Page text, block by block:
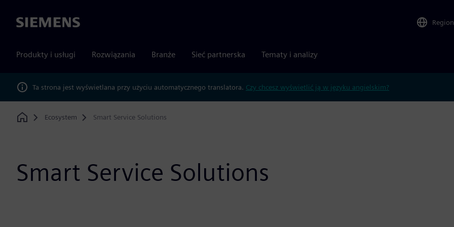
Siemens Region
Produkty i usługi Rozwiązania Branże Sieć partnerska Tematy i analizy
Ta strona jest wyświetlana przy użyciu automatycznego translatora. Czy chcesz wyświetlić ją w języku angielskim?
Home
Ecosystem Smart Service Solutions
Smart Service Solutions